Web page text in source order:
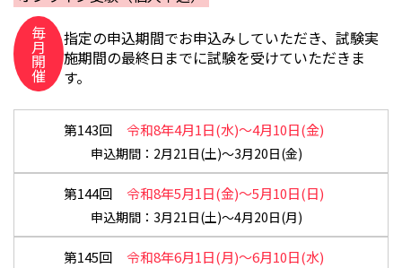
毎
月
開
催
指定の申込期間でお申込みしていただき、試験実
施期間の最終日までに試験を受けていただきま
す。
第143回 令和8年4月1日(水)～4月10日(金)
2月21日(土)～3月20日(金)
第144回 令和8年5月1日(金)～5月10日(日)
3月21日(土)～4月20日(月)
第145回 令和8年6月1日(月)～6月10日(水)